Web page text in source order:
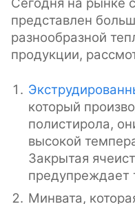
представлен
разнообразной
продукции,
который
полистирола,
высокой
Закрытая
предупреждает
Минвата,